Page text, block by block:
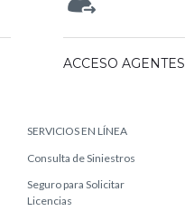
ACCESO AGENTES
SERVICIOS EN LÍNEA
Consulta de Siniestros
Seguro para Solicitar
Licencias